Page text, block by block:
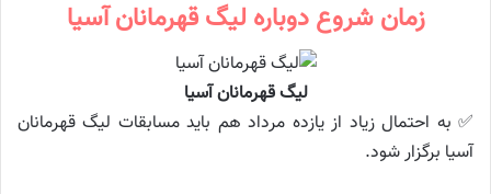
زمان شروع دوباره لیگ قهرمانان آسیا
لیگ قهرمانان آسیا
✅ به احتمال زیاد از یازده مرداد هم باید مسابقات لیگ قهرمانان
آسیا برگزار شود.